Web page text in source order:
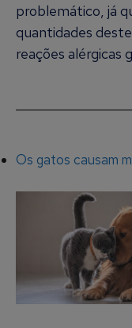
problemático, já
quantidades
reações alérgicas
Os gatos causam